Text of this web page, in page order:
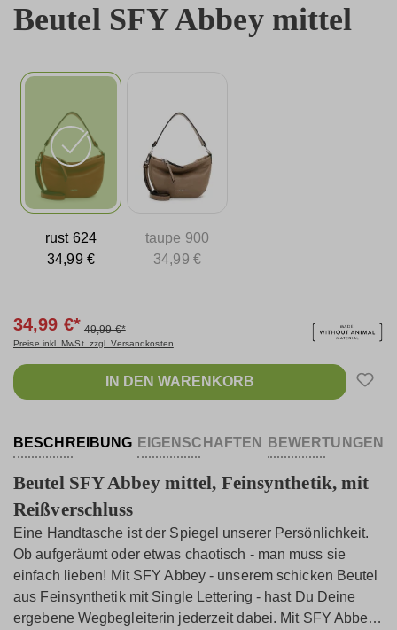
Beutel SFY Abbey mittel
BESCHREIBUNG EIGENSCHAFTEN BEWERTUNGEN
Beutel SFY Abbey mittel, Feinsynthetik, mit
Reißverschluss
Eine Handtasche ist der Spiegel unserer Persönlichkeit.
Ob aufgeräumt oder etwas chaotisch - man muss sie
einfach lieben! Mit SFY Abbey - unserem schicken Beutel
aus Feinsynthetik mit Single Lettering - hast Du Deine
ergebene Wegbegleiterin jederzeit dabei. Mit SFY Abbey
rust 624
34,99 €
taupe 900
34,99 €
34,99 €* 49,99 €*
Preise inkl. MwSt. zzgl. Versandkosten
IN DEN WARENKORB